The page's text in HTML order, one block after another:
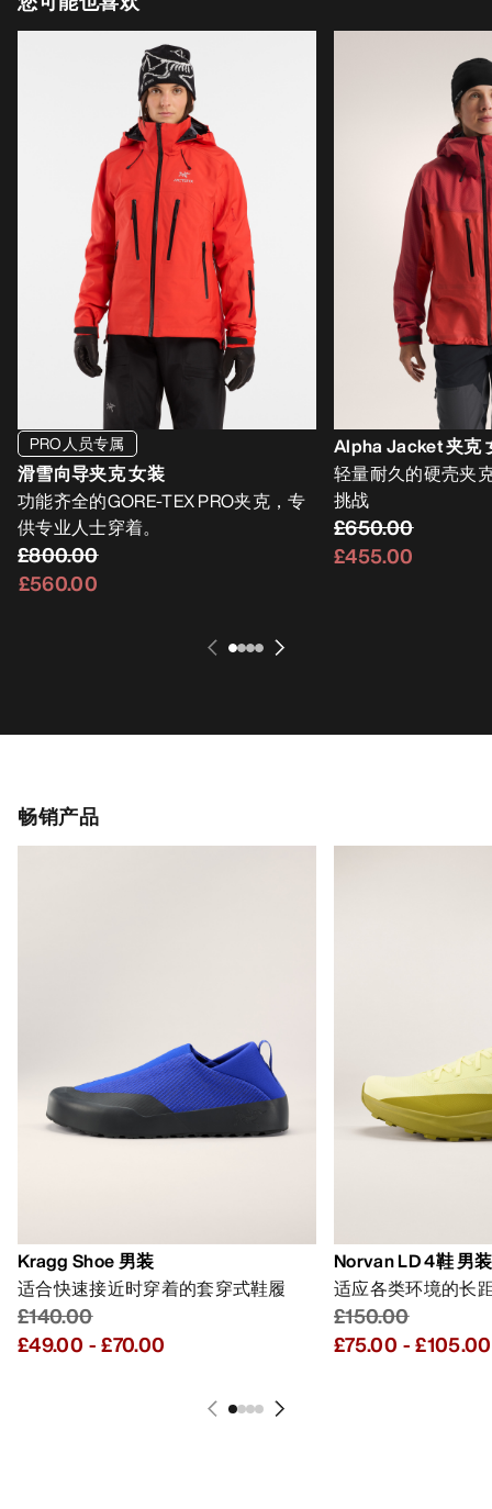
PRO人员专属
滑雪向导夹克 女装
功能齐全的GORE-TEX PRO夹克，专
供专业人士穿着。
£800.00
£560.00
Alpha Jacket 夹克
轻量耐久的硬壳夹
挑战
£650.00
£455.00
畅销产品
Kragg Shoe 男装
适合快速接近时穿着的套穿式鞋履
£140.00
£49.00 -£70.00
Norvan LD 4鞋 男装
适应各类环境的长
£150.00
£75.00 -£105.00